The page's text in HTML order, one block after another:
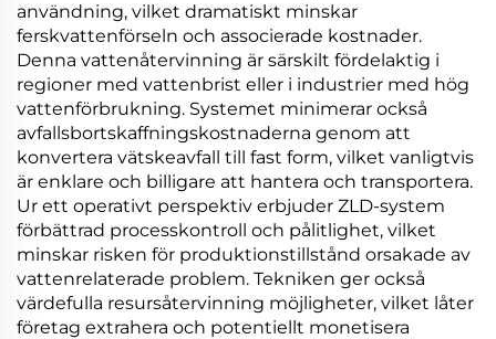
användning, vilket dramatiskt minskar
ferskvattenförseln och associerade kostnader.
Denna vattenåtervinning är särskilt fördelaktig i
regioner med vattenbrist eller i industrier med hög
vattenförbrukning. Systemet minimerar också
avfallsbortskaffningskostnaderna genom att
konvertera vätskeavfall till fast form, vilket vanligtvis
är enklare och billigare att hantera och transportera.
Ur ett operativt perspektiv erbjuder ZLD-system
förbättrad processkontroll och pålitlighet, vilket
minskar risken för produktionstillstånd orsakade av
vattenrelaterade problem. Tekniken ger också
värdefulla resursåtervinning möjligheter, vilket låter
företag extrahera och potentiellt monetisera